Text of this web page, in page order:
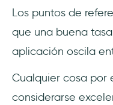
Los puntos de
que una buena
aplicación oscila
Cualquier cosa por
considerarse